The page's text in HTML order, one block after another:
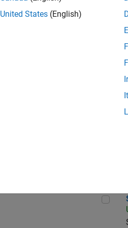
United States (English)